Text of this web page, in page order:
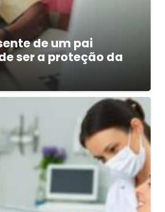
de um pai
ser a proteção da